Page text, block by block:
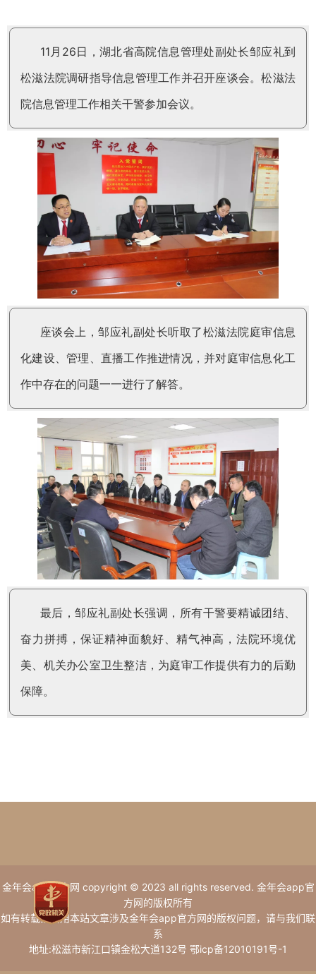
11 月 26 日，湖北省高院信息管理处副处长邹应礼到
松滋法院调研指导信息管理工作并召开座谈会。松滋法
院信息管理工作相关干警参加会议。
座谈会上，邹应礼副处长听取了松滋法院庭审信息
化建设、管理、直播工作推进情况，并对庭审信息化工
作中存在的问题一一进行了解答。
最后，邹应礼副处长强调，所有干警要精诚团结、
奋力拼搏，保证精神面貌好、精气神高，法院环境优
美、机关办公室卫生整洁，为庭审工作提供有力的后勤
保障。
金年会app官方网 copyright © 2023 all rights reserved. 金年会app官
方网的版权所有
如有转载或引用本站文章涉及金年会app官方网的版权问题，请与我们联
系
地址:松滋市新江口镇金松大道132号 鄂icp备12010191号-1